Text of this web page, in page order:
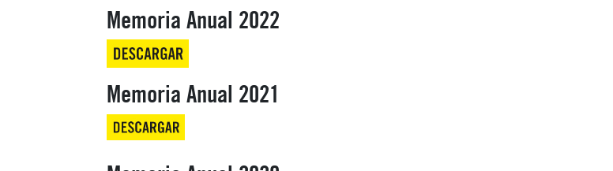
Memoria Anual 2022
Memoria Anual 2021